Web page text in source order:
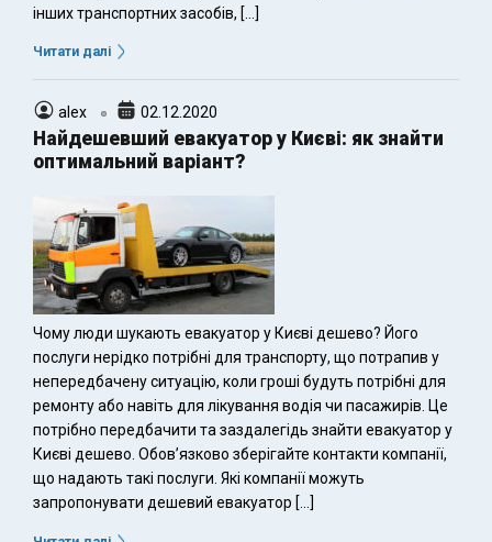
інших транспортних засобів, […]
Читати далі
alex 02.12.2020
Найдешевший евакуатор у Києві: як знайти
оптимальний варіант?
Чому люди шукають евакуатор у Києві дешево? Його
послуги нерідко потрібні для транспорту, що потрапив у
непередбачену ситуацію, коли гроші будуть потрібні для
ремонту або навіть для лікування водія чи пасажирів. Це
потрібно передбачити та заздалегідь знайти евакуатор у
Києві дешево. Обов’язково зберігайте контакти компанії,
що надають такі послуги. Які компанії можуть
запропонувати дешевий евакуатор […]